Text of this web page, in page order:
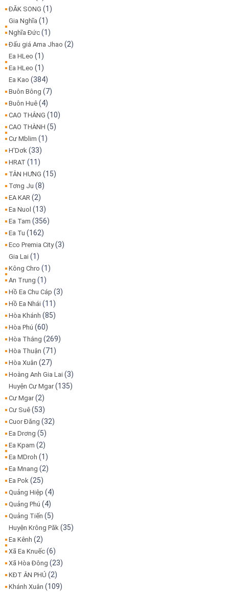
ĐĂK SONG (1)
Gia Nghĩa (1)
Nghĩa Đức (1)
Đấu giá Ama Jhao (2)
Ea HLeo (1)
Ea HLeo (1)
Ea Kao (384)
Buôn Bông (7)
Buôn Huê (4)
CAO THẮNG (10)
CAO THÀNH (5)
Cư Mblim (1)
H'Dơk (33)
HRAT (11)
TÂN HƯNG (15)
Tơng Ju (8)
EA KAR (2)
Ea Nuol (13)
Ea Tam (356)
Ea Tu (162)
Eco Premia City(3)
Gia Lai (1)
Kông Chro (1)
An Trung (1)
Hồ Ea Chu Cáp (3)
Hồ Ea Nhái (11)
Hòa Khánh (85)
Hòa Phú (60)
Hòa Thắng (269)
Hòa Thuận (71)
Hòa Xuân (27)
Hoàng Anh Gia Lai (3)
Huyện Cư Mgar(135)
Cư Mgar(2)
Cư Suê (53)
Cuor Đăng (32)
Ea Drơng (5)
Ea Kpam (2)
Ea MDroh (1)
Ea Mnang (2)
Ea Pok (25)
Quảng Hiệp (4)
Quảng Phú (4)
Quảng Tiến (5)
Huyện Krông Păk (35)
Ea Kênh (2)
Xã Ea Knuếc (6)
Xã Hòa Đông (23)
KĐT ÂN PHÚ (2)
Khánh Xuân (109)